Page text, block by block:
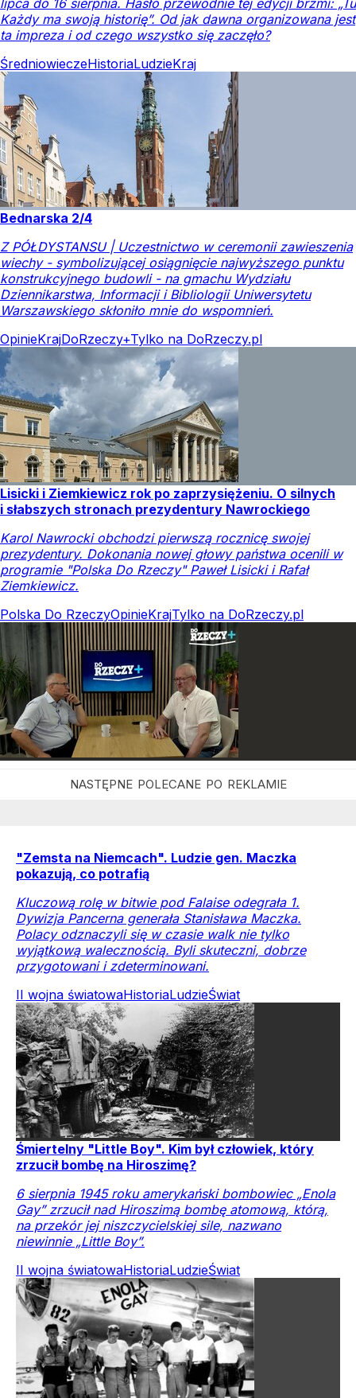
Każdy ma swoją historię”. Od jak dawna organizowana jest
ta impreza i od czego wszystko się zaczęło?
ŚredniowieczeHistoriaLudzieKraj
Bednarska 2/4
Z PÓŁDYSTANSU | Uczestnictwo w ceremonii zawieszenia
wiechy - symbolizującej osiągnięcie najwyższego punktu
konstrukcyjnego budowli - na gmachu Wydziału
Dziennikarstwa, Informacji i Bibliologii Uniwersytetu
Warszawskiego skłoniło mnie do wspomnień.
OpinieKrajDoRzeczy+Tylko na DoRzeczy.pl
Lisicki i Ziemkiewicz rok po zaprzysiężeniu. O silnych
i słabszych stronach prezydentury Nawrockiego
Karol Nawrocki obchodzi pierwszą rocznicę swojej
prezydentury. Dokonania nowej głowy państwa ocenili w
programie "Polska Do Rzeczy" Paweł Lisicki i Rafał
Ziemkiewicz.
Polska Do RzeczyOpinieKrajTylko na DoRzeczy.pl
"Zemsta na Niemcach". Ludzie gen. Maczka
pokazują, co potrafią
Kluczową rolę w bitwie pod Falaise odegrała 1.
Dywizja Pancerna generała Stanisława Maczka.
Polacy odznaczyli się w czasie walk nie tylko
wyjątkową walecznością. Byli skuteczni, dobrze
przygotowani i zdeterminowani.
II wojna światowaHistoriaLudzieŚwiat
Śmiertelny "Little Boy". Kim był człowiek, który
zrzucił bombę na Hiroszimę?
6 sierpnia 1945 roku amerykański bombowiec „Enola
Gay” zrzucił nad Hiroszimą bombę atomową, którą,
na przekór jej niszczycielskiej sile, nazwano
niewinnie „Little Boy”.
II wojna światowaHistoriaLudzieŚwiat